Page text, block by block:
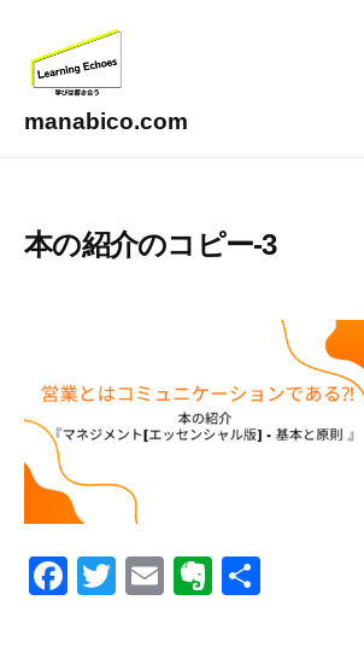
manabico.com
r
c
本の紹介のコピー-3
F
T
E
E